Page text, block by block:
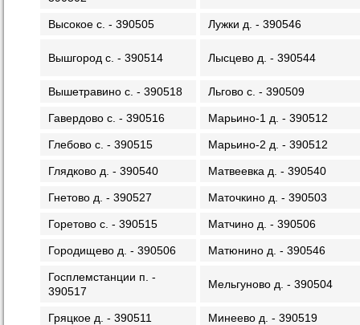
Высокое с. - 390505 Лужки д. - 390546
Вышгород с. - 390514 Лысцево д. - 390544
Вышетравино с. - 390518 Льгово с. - 390509
Гавердово с. - 390516 Марьино-1 д. - 390512
Глебово с. - 390515 Марьино-2 д. - 390512
Глядково д. - 390540 Матвеевка д. - 390540
Гнетово д. - 390527 Маточкино д. - 390503
Горетово с. - 390515 Матчино д. - 390506
Городищево д. - 390506 Матюнино д. - 390546
Госплемстанции п. -
390517
Мельгуново д. - 390504
Гряцкое д. - 390511 Минеево д. - 390519